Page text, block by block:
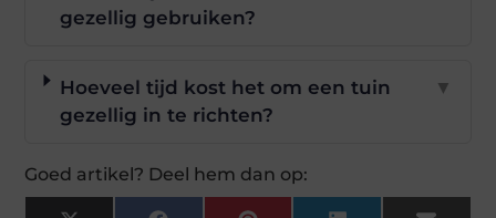
gezellig gebruiken?
Hoeveel tijd kost het om een tuin
gezellig in te richten?
▼
Goed artikel? Deel hem dan op: